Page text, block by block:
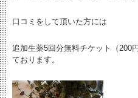
口コミをして頂いた方には
追加生薬5回分無料チケット（200
ております。